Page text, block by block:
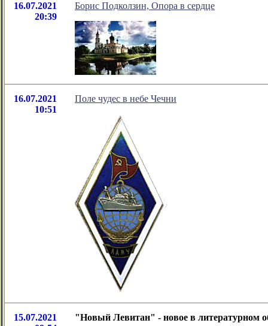
16.07.2021
20:39
Борис Подколзин, Опора в сердце
16.07.2021
10:51
Поле чудес в небе Чечни
15.07.2021
"Новый Левитан" - новое в литературном